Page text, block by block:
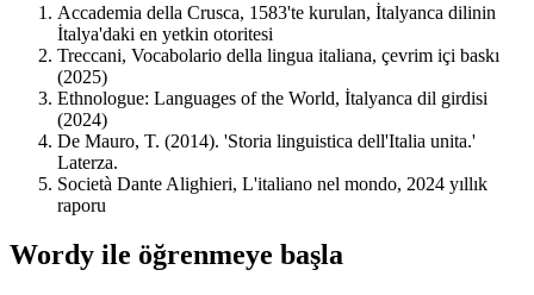
Accademia della Crusca, 1583'te kurulan, İtalyanca dilinin
İtalya'daki en yetkin otoritesi
Treccani, Vocabolario della lingua italiana, çevrim içi baskı
(2025)
Ethnologue: Languages of the World, İtalyanca dil girdisi
(2024)
De Mauro, T. (2014). 'Storia linguistica dell'Italia unita.'
Laterza.
Società Dante Alighieri, L'italiano nel mondo, 2024 yıllık
raporu
Wordy ile öğrenmeye başla